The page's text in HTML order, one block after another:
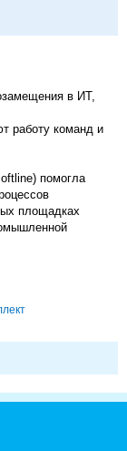
в ИТ,
работу команд и
помогла
площадках